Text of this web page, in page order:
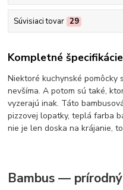
Súvisiaci tovar 29
Kompletné špecifikácie
Niektoré kuchynské pomôcky
nevšíma. A potom sú také,
vyzerajú inak. Táto
pizzovej lopatky, teplá farba
nie je len doska na krájanie,
Bambus —